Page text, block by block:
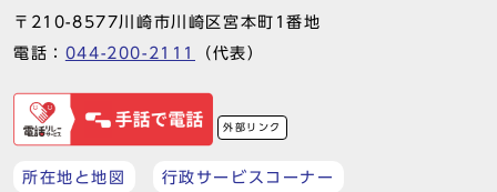
〒210-8577川崎市川崎区宮本町1番地
電話： 044-200-2111 （代表）
外部リンク
所在地と地図 行政サービスコーナー